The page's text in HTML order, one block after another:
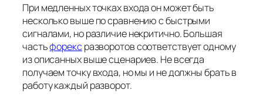
При медленных точках входа он может быть
несколько выше по сравнению с быстрыми
сигналами, но различие некритично. Большая
частьфорекс разворотов соответствует одному
из описанных выше сценариев. Не всегда
получаем точку входа, но мы и не должны брать в
работу каждый разворот.